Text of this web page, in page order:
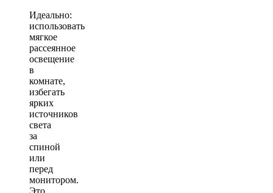
Идеально:
использовать
мягкое
рассеянное
освещение
в
комнате,
избегать
ярких
источников
света
за
спиной
или
перед
монитором.
Это